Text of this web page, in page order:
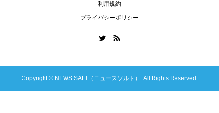
利用規約
プライバシーポリシー
Copyright © NEWS SALT（ニュースソルト）. All Rights Reserved.